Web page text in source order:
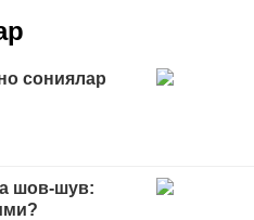
сониялар
шов-шув: